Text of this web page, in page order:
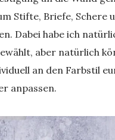
Stifte, Briefe, Schere
Dabei habe ich
aber natürlich
an den Farbstil
anpassen.